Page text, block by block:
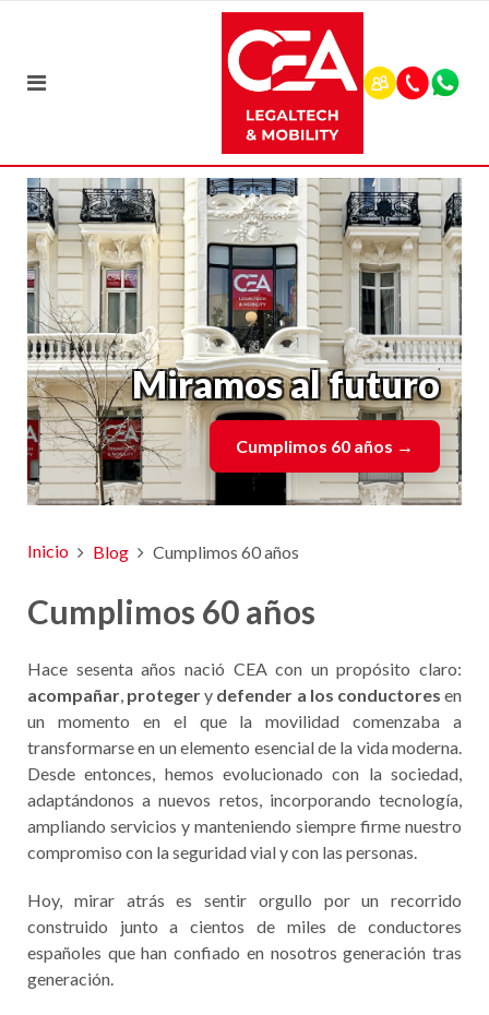
Miramos al futuro
Cumplimos 60 años →
Inicio Blog Cumplimos 60 años
Cumplimos 60 años
Hace sesenta años nació CEA con un propósito claro:
acompañar, protegery defender a los conductores en
un momento en el que la movilidad comenzaba a
transformarse en un elemento esencial de la vida moderna.
Desde entonces, hemos evolucionado con la sociedad,
adaptándonos a nuevos retos, incorporando tecnología,
ampliando servicios y manteniendo siempre firme nuestro
compromiso con la seguridad vial y con las personas.
Hoy, mirar atrás es sentir orgullo por un recorrido
construido junto a cientos de miles de conductores
españoles que han confiado en nosotros generación tras
generación.